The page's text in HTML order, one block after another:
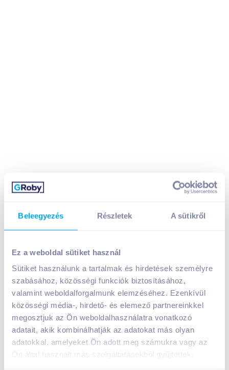
Beleegyezés Részletek A sütikről
Ez a weboldal sütiket használ
Sütiket használunk a tartalmak és hirdetések személyre
szabásához, közösségi funkciók biztosításához,
valamint weboldalforgalmunk elemzéséhez. Ezenkívül
közösségi média-, hirdető- és elemező partnereinkkel
megosztjuk az Ön weboldalhasználatra vonatkozó
adatait, akik kombinálhatják az adatokat más olyan
adatokkal, amelyeket Ön adott meg számukra vagy az
Egységár: 8 317
Nettó eladási ár: 393 Ft /db (27% áfa)
KosárbaKosárba
1 karton = 20 db
+1 karton a kosárba